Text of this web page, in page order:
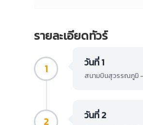
รายละเอียดทัวร์
1 วันที่ 1
สนามบินสุวรรณภูมิ
2 วันที่ 2